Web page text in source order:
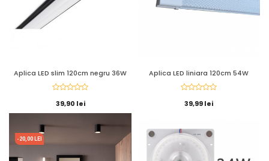
Aplica LED slim 120cm negru 36W
39,90 lei
Aplica LED liniara 120cm 54W
39,99 lei
-20,00 LEI